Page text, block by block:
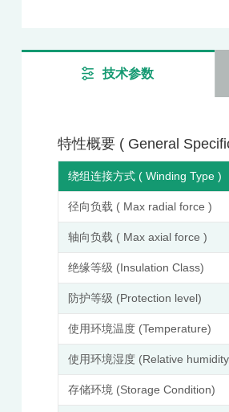
技术参数
特性概要 ( General
绕组连接方式 ( Winding Type )
径向负载 ( Max radial force )
轴向负载 ( Max axial force )
绝缘等级 (Insulation Class)
防护等级 (Protection level)
使用环境温度 (Temperature)
使用环境湿度 (Relative
存储环境 (Storage Condition)